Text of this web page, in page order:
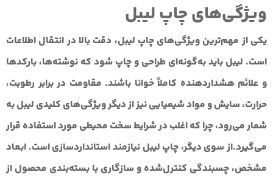
ویژگی‌های چاپ لیبل
یکی از مهم‌ترین ویژگی‌های چاپ لیبل، دقت بالا در انتقال اطلاعات
است. لیبل باید به‌گونه‌ای طراحی و چاپ شود که نوشته‌ها، بارکدها
و علائم هشداردهنده کاملاً خوانا باشند. مقاومت در برابر رطوبت،
حرارت، سایش و مواد شیمیایی نیز از دیگر ویژگی‌های کلیدی لیبل به
شمار می‌رود، چرا که اغلب در شرایط سخت محیطی مورد استفاده قرار
می‌گیرد.از سوی دیگر، چاپ لیبل نیازمند استانداردسازی است. ابعاد
مشخص، چسبندگی کنترل‌شده و سازگاری با بسته‌بندی محصول از